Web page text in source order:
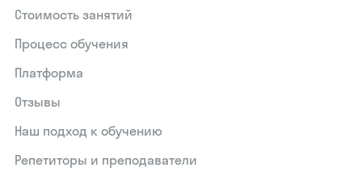
Стоимость занятий
Процесс обучения
Платформа
Отзывы
Наш подход к обучению
Репетиторы и преподаватели